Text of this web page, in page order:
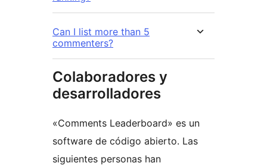
Can I list more than 5
commenters?
Colaboradores y
desarrolladores
«Comments Leaderboard» es un
software de código abierto. Las
siguientes personas han